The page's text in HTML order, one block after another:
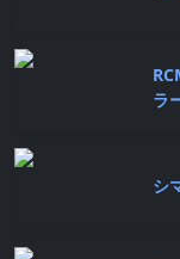
ラ
シ